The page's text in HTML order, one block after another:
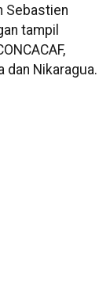
Sebastien
tampil
dan Nikaragua.